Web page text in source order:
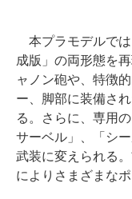
本プラモデルでは
成版」の両形態を
ャノン砲や、特徴
ー、脚部に装備さ
る。さらに、専用
サーベル」、「シ
武装に変えられる
によりさまざまな